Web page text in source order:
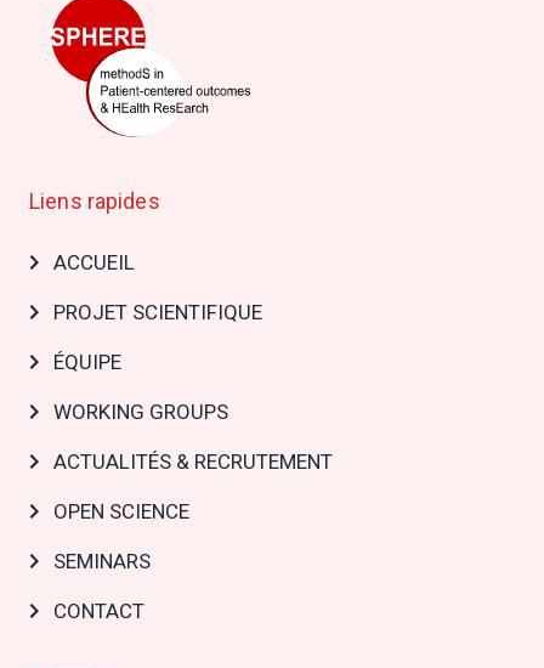
Liens rapides
MainACCUEIL
PROJET SCIENTIFIQUE
ÉQUIPE
WORKING GROUPS
ACTUALITÉS & RECRUTEMENT
OPEN SCIENCE
SEMINARS
CONTACT